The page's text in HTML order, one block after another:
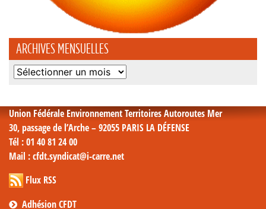
ARCHIVES MENSUELLES
Archives
Union Fédérale Environnement Territoires Autoroutes Mer
30, passage de l’Arche – 92055 PARIS LA DÉFENSE
Tél : 01 40 81 24 00
Mail : cfdt.syndicat@i-carre.net
Flux RSS
Adhésion CFDT